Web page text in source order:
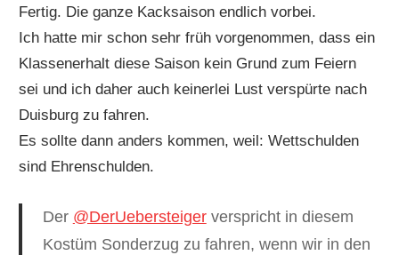
Fertig. Die ganze Kacksaison endlich vorbei.
Ich hatte mir schon sehr früh vorgenommen, dass ein
Klassenerhalt diese Saison kein Grund zum Feiern
sei und ich daher auch keinerlei Lust verspürte nach
Duisburg zu fahren.
Es sollte dann anders kommen, weil: Wettschulden
sind Ehrenschulden.
Der @DerUebersteigerverspricht in diesem
Kostüm Sonderzug zu fahren, wenn wir in den